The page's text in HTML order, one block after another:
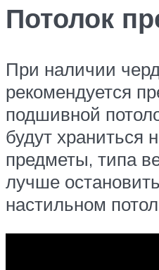
Потолок
При наличии
рекомендуется
подшивной
будут храниться
предметы, типа
лучше
настильном